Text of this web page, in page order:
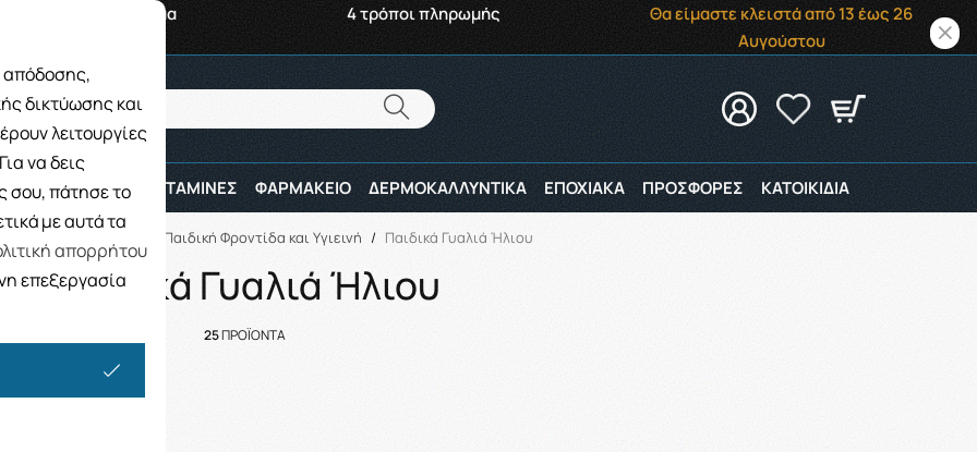
από το Κατάστημα 4 τρόποι πληρωμής
Θα είμαστε κλειστά από 13 έως 26
Αυγούστου
Αναζήτηση
ΑΘΛΗΤΕΣ ΒΙΤΑΜΙΝΕΣ ΦΑΡΜΑΚΕΙΟ ΔΕΡΜΟΚΑΛΛΥΝΤΙΚΑ ΕΠΟΧΙΑΚΑ ΠΡΟΣΦΟΡΕΣ ΚΑΤΟΙΚΙΔΙΑ
Αναζήτηση
ΜΗΤΕΡΑ ΚΑΙ ΠΑΙΔΙ Παιδική Φροντίδα και Υγιεινή / Παιδικά Γυαλιά Ήλιου
Παιδικά Γυαλιά Ήλιου
25ΠΡΟΪΟΝΤΑ
απόδοσης,
δικτύωσης και
λειτουργίες
να δεις
σου, πάτησε το
με αυτά τα
απορρήτου
επεξεργασία